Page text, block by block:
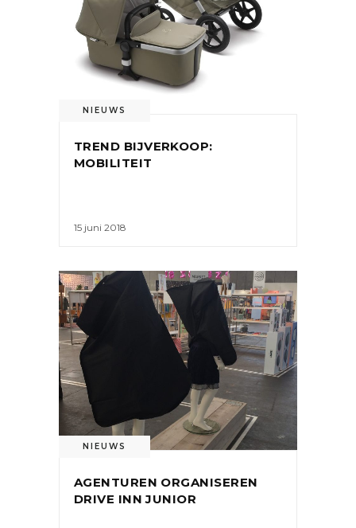
NIEUWS
TREND BIJVERKOOP:
MOBILITEIT
15 juni 2018
NIEUWS
AGENTUREN ORGANISEREN
DRIVE INN JUNIOR